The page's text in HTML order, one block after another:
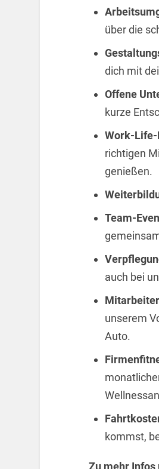
über die
dich mit
Offene
kurze
Work-Life-
richtigen
genießen.
Team-
auch bei
unserem
Auto.
kommst,